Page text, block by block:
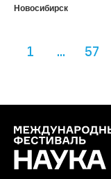
Новосибирск
1 ... 57